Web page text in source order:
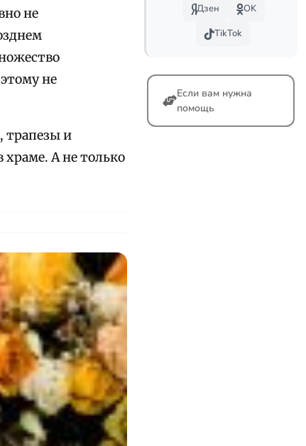
не
не
трапезы и
А не только
Дзен
OK
TikTok
Если вам нужна
помощь